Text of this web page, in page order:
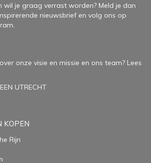
wil je graag verrast worden? Meld je dan
nieuwsbrief en volg ons op
.
onze visie en missie en ons team? Lees
UTRECHT
KOPEN
Rijn